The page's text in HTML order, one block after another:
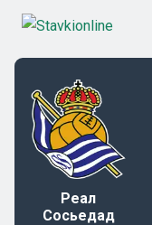
Реал
Сосьедад